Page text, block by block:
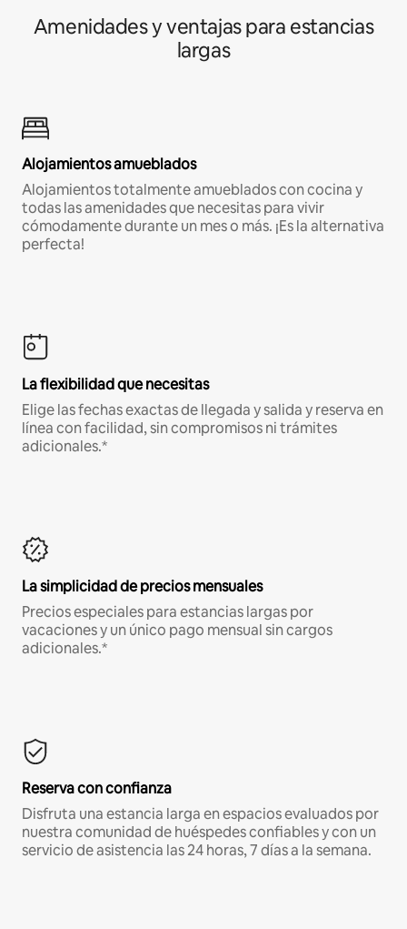
Amenidades y ventajas para estancias
largas
Alojamientos amueblados
Alojamientos totalmente amueblados con cocina y
todas las amenidades que necesitas para vivir
cómodamente durante un mes o más. ¡Es la alternativa
perfecta!
La flexibilidad que necesitas
Elige las fechas exactas de llegada y salida y reserva en
línea con facilidad, sin compromisos ni trámites
adicionales.*
La simplicidad de precios mensuales
Precios especiales para estancias largas por
vacaciones y un único pago mensual sin cargos
adicionales.*
Reserva con confianza
Disfruta una estancia larga en espacios evaluados por
nuestra comunidad de huéspedes confiables y con un
servicio de asistencia las 24 horas, 7 días a la semana.